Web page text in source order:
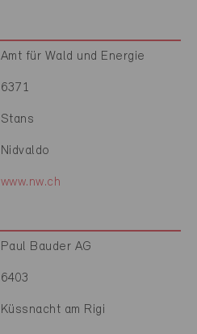
Amt für Wald und Energie
6371
Stans
Nidvaldo
www.nw.ch
Paul Bauder AG
6403
Küssnacht am Rigi